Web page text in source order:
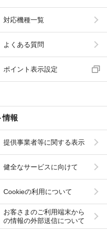
対応機種一覧
よくある質問
ポイント表示設定
情報
提供事業者等に関する表示
健全なサービスに向けて
Cookieの利用について
お客さまのご利用端末から
の情報の外部送信について